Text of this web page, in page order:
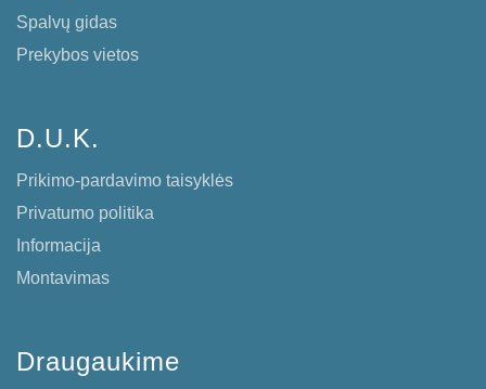
Spalvų gidas
Prekybos vietos
D.U.K.
Prikimo-pardavimo taisyklės
Privatumo politika
Informacija
Montavimas
Draugaukime